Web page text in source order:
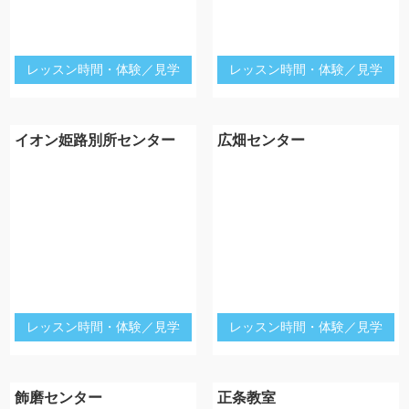
レッスン時間・体験／見学 レッスン時間・体験／見学
イオン姫路別所センター
レッスン時間・体験／見学
広畑センター
レッスン時間・体験／見学
飾磨センター 正条教室